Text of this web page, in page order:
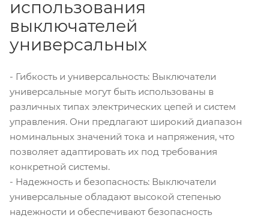
использования
выключателей
универсальных
- Гибкость и универсальность: Выключатели
универсальные могут быть использованы в
различных типах электрических цепей и систем
управления. Они предлагают широкий диапазон
номинальных значений тока и напряжения, что
позволяет адаптировать их под требования
конкретной системы.
- Надежность и безопасность: Выключатели
универсальные обладают высокой степенью
надежности и обеспечивают безопасность